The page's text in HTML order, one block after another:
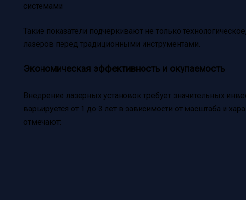
системами
Такие показатели подчеркивают не только
лазеров перед традиционными инструментами.
Экономическая эффективность и окупаемость
Внедрение лазерных установок требует значительных
варьируется от 1 до 3 лет в зависимости от масштаба и
отмечают: